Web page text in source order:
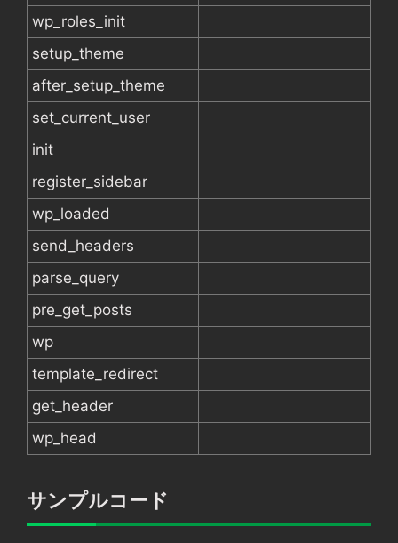
wp_roles_init
setup_theme
after_setup_theme
set_current_user
init
register_sidebar
wp_loaded
send_headers
parse_query
pre_get_posts
wp
template_redirect
get_header
wp_head
サンプルコード